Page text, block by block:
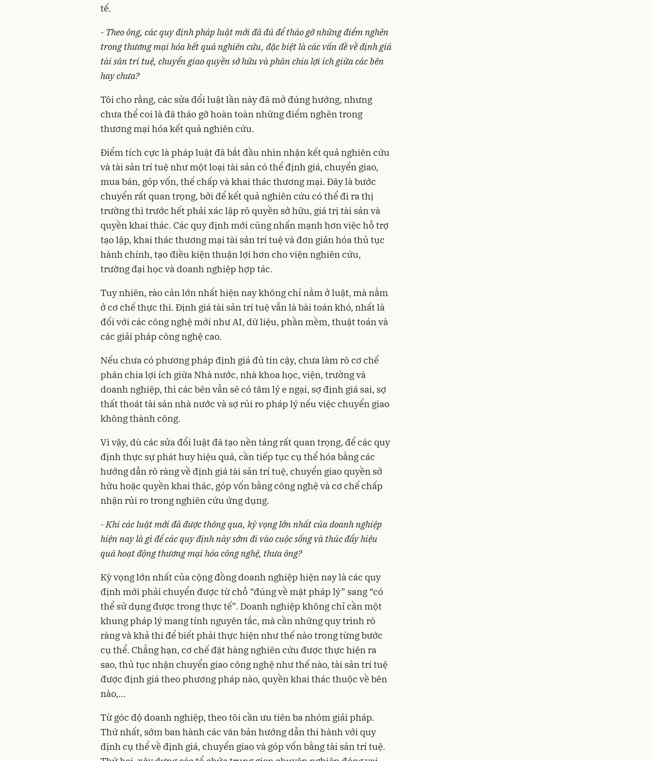
tế.
- Theo ông, các quy định pháp luật mới đã đủ để tháo gỡ những điểm nghẽn
trong thương mại hóa kết quả nghiên cứu, đặc biệt là các vấn đề về định giá
tài sản trí tuệ, chuyển giao quyền sở hữu và phân chia lợi ích giữa các bên
hay chưa?
Tôi cho rằng, các sửa đổi luật lần này đã mở đúng hướng, nhưng
chưa thể coi là đã tháo gỡ hoàn toàn những điểm nghẽn trong
thương mại hóa kết quả nghiên cứu.
Điểm tích cực là pháp luật đã bắt đầu nhìn nhận kết quả nghiên cứu
và tài sản trí tuệ như một loại tài sản có thể định giá, chuyển giao,
mua bán, góp vốn, thế chấp và khai thác thương mại. Đây là bước
chuyển rất quan trọng, bởi để kết quả nghiên cứu có thể đi ra thị
trường thì trước hết phải xác lập rõ quyền sở hữu, giá trị tài sản và
quyền khai thác. Các quy định mới cũng nhấn mạnh hơn việc hỗ trợ
tạo lập, khai thác thương mại tài sản trí tuệ và đơn giản hóa thủ tục
hành chính, tạo điều kiện thuận lợi hơn cho viện nghiên cứu,
trường đại học và doanh nghiệp hợp tác.
Tuy nhiên, rào cản lớn nhất hiện nay không chỉ nằm ở luật, mà nằm
ở cơ chế thực thi. Định giá tài sản trí tuệ vẫn là bài toán khó, nhất là
đối với các công nghệ mới như AI, dữ liệu, phần mềm, thuật toán và
các giải pháp công nghệ cao.
Nếu chưa có phương pháp định giá đủ tin cậy, chưa làm rõ cơ chế
phân chia lợi ích giữa Nhà nước, nhà khoa học, viện, trường và
doanh nghiệp, thì các bên vẫn sẽ có tâm lý e ngại, sợ định giá sai, sợ
thất thoát tài sản nhà nước và sợ rủi ro pháp lý nếu việc chuyển giao
không thành công.
Vì vậy, dù các sửa đổi luật đã tạo nền tảng rất quan trọng, để các quy
định thực sự phát huy hiệu quả, cần tiếp tục cụ thể hóa bằng các
hướng dẫn rõ ràng về định giá tài sản trí tuệ, chuyển giao quyền sở
hữu hoặc quyền khai thác, góp vốn bằng công nghệ và cơ chế chấp
nhận rủi ro trong nghiên cứu ứng dụng.
- Khi các luật mới đã được thông qua, kỳ vọng lớn nhất của doanh nghiệp
hiện nay là gì để các quy định này sớm đi vào cuộc sống và thúc đẩy hiệu
quả hoạt động thương mại hóa công nghệ, thưa ông?
Kỳ vọng lớn nhất của cộng đồng doanh nghiệp hiện nay là các quy
định mới phải chuyển được từ chỗ “đúng về mặt pháp lý” sang “có
thể sử dụng được trong thực tế”. Doanh nghiệp không chỉ cần một
khung pháp lý mang tính nguyên tắc, mà cần những quy trình rõ
ràng và khả thi để biết phải thực hiện như thế nào trong từng bước
cụ thể. Chẳng hạn, cơ chế đặt hàng nghiên cứu được thực hiện ra
sao, thủ tục nhận chuyển giao công nghệ như thế nào, tài sản trí tuệ
được định giá theo phương pháp nào, quyền khai thác thuộc về bên
nào,...
Từ góc độ doanh nghiệp, theo tôi cần ưu tiên ba nhóm giải pháp.
Thứ nhất, sớm ban hành các văn bản hướng dẫn thi hành với quy
định cụ thể về định giá, chuyển giao và góp vốn bằng tài sản trí tuệ.